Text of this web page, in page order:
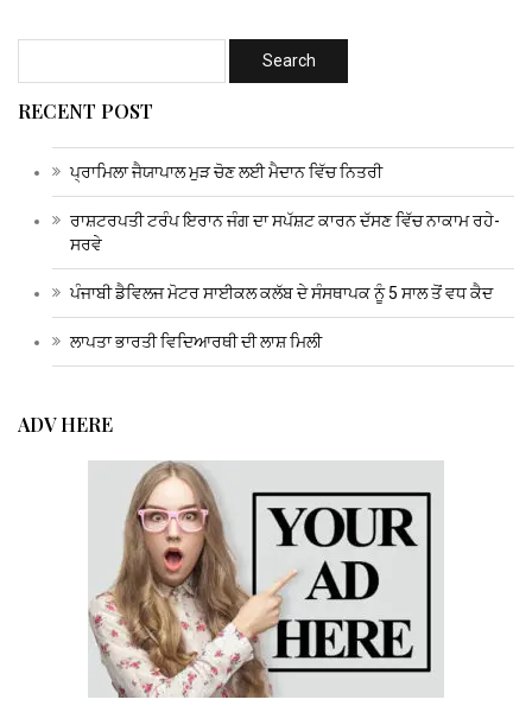
RECENT POST
ਪ੍ਰਾਮਿਲਾ ਜੈਯਾਪਾਲ ਮੁੜ ਚੋਣ ਲਈ ਮੈਦਾਨ ਵਿੱਚ ਨਿਤਰੀ
ਰਾਸ਼ਟਰਪਤੀ ਟਰੰਪ ਇਰਾਨ ਜੰਗ ਦਾ ਸਪੱਸ਼ਟ ਕਾਰਨ ਦੱਸਣ ਵਿੱਚ ਨਾਕਾਮ ਰਹੇ-
ਸਰਵੇ
ਪੰਜਾਬੀ ਡੈਵਿਲਜ ਮੋਟਰ ਸਾਈਕਲ ਕਲੱਬ ਦੇ ਸੰਸਥਾਪਕ ਨੂੰ 5 ਸਾਲ ਤੋਂ ਵਧ ਕੈਦ
ਲਾਪਤਾ ਭਾਰਤੀ ਵਿਦਿਆਰਥੀ ਦੀ ਲਾਸ਼ ਮਿਲੀ
ADV HERE